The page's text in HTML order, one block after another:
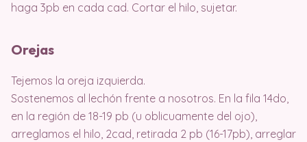
haga 3pb en cada cad. Cortar el hilo, sujetar.
Orejas
Tejemos la oreja izquierda.
Sostenemos al lechón frente a nosotros. En la fila 14do,
en la región de 18-19 pb (u oblicuamente del ojo),
arreglamos el hilo, 2cad, retirada 2 pb (16-17pb), arreglar